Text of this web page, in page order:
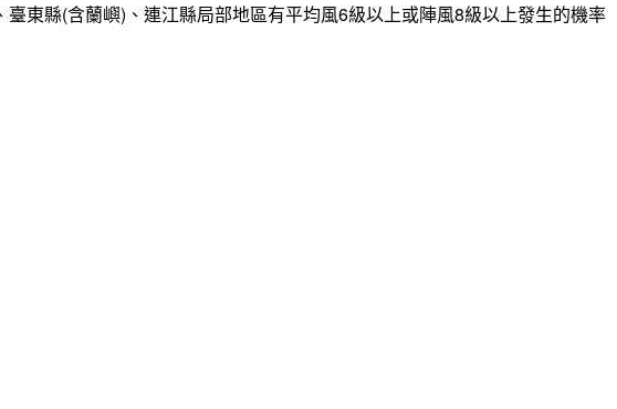
東縣(含蘭嶼)、連江縣局部地區有平均風6級以上或陣風8級以上發生的機率